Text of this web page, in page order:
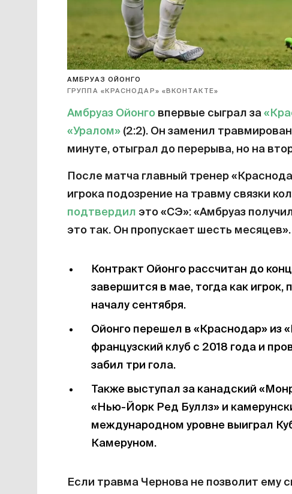
АМБРУАЗ ОЙОНГО
ГРУППА «КРАСНОДАР» «ВКОНТАКТЕ»
Амбруаз Ойонго впервые сыграл за
«Уралом» (2:2). Он заменил
минуте, отыграл до перерыва, но на
После матча главный тренер
игрока подозрение на травму связки
подтвердил это «СЭ»: «Амбруаз
это так. Он пропускает шесть месяцев».
Контракт Ойонго рассчитан до
завершится в мае, тогда как игрок,
началу сентября.
Ойонго перешел в «Краснодар» из
французский клуб с 2018 года и
забил три гола.
Также выступал за канадский
«Нью-Йорк Ред Буллз» и
международном уровне выиграл
Камеруном.
Если травма Чернова не позволит ему